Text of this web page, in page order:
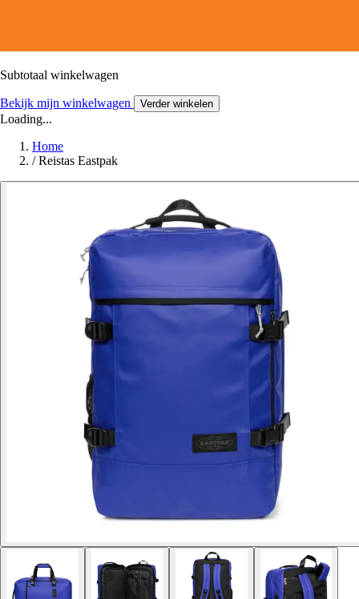
Subtotaal winkelwagen
Bekijk mijn winkelwagen Verder winkelen
Loading...
Home
/ Reistas Eastpak